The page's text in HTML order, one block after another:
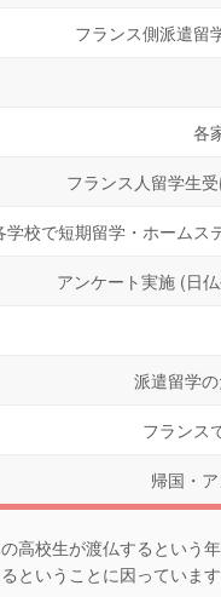
フランス側派遣留
各
フランス人留学生
学校で短期留学・ホームス
アンケート実施 (日
派遣留学
フランス
帰国・
校生が渡仏するとい
ということに因っています